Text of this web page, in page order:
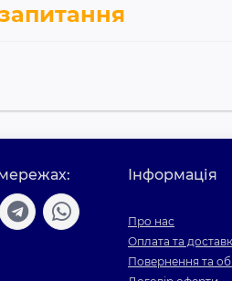
Інформація
Про нас
Оплата та
Повернення та